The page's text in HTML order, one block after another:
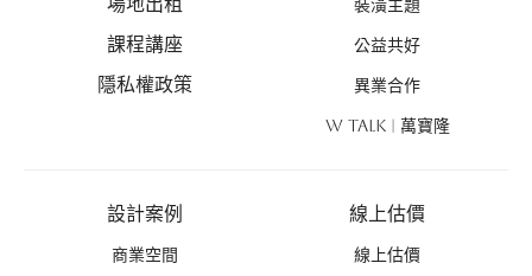
場地出租
課程講座
隱私權政策
裝潢主題
公益共好
異業合作
W TALK | 萬寶隆
設計案例
商業空間
線上估價
線上估價